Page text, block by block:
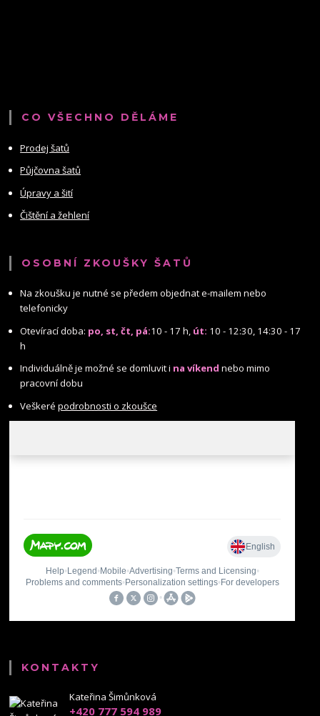
CO VŠECHNO DĚLÁME
Prodej šatů
Půjčovna šatů
Úpravy a šití
Čištění a žehlení
OSOBNÍ ZKOUŠKY ŠATŮ
Na zkoušku je nutné se předem objednat e-mailem nebo
telefonicky
Otevírací doba: po, st, čt, pá:10 - 17 h, út: 10 - 12:30, 14:30 - 17
h
Individuálně je možné se domluvit i na víkend nebo mimo
pracovní dobu
Veškerépodrobnosti o zkoušce
KONTAKTY
Kateřina Šimůnková
+420 777 594 989